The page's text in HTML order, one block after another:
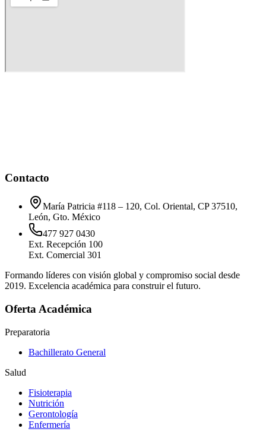
Contacto
María Patricia #118 – 120, Col. Oriental, CP 37510,
León, Gto. México
477 927 0430
Ext. Recepción 100
Ext. Comercial 301
Formando líderes con visión global y compromiso social desde
2019. Excelencia académica para construir el futuro.
Oferta Académica
Preparatoria
Bachillerato General
Salud
Fisioterapia
Nutrición
Gerontología
Enfermería